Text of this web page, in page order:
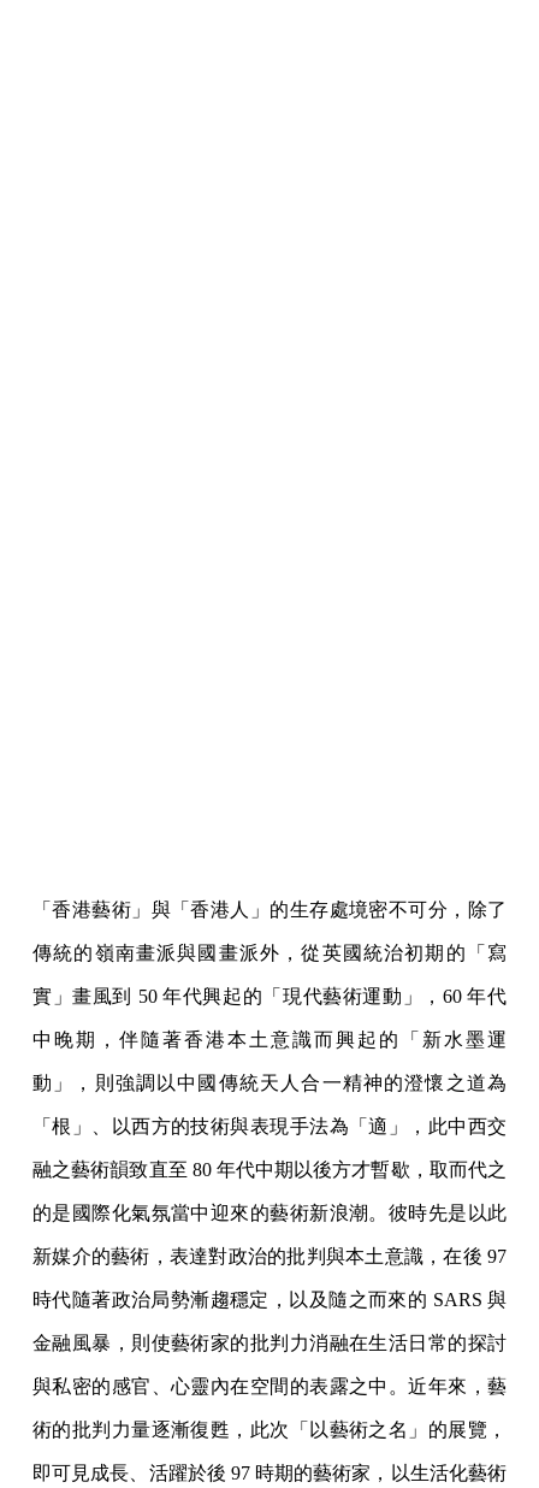
「香港藝術」與「香港人」的生存處境密不可分，除了
傳統的嶺南畫派與國畫派外，從英國統治初期的「寫
實」畫風到 50 年代興起的「現代藝術運動」，60 年代
中晚期，伴隨著香港本土意識而興起的「新水墨運
動」，則強調以中國傳統天人合一精神的澄懷之道為
「根」、以西方的技術與表現手法為「適」，此中西交
融之藝術韻致直至 80 年代中期以後方才暫歇，取而代之
的是國際化氣氛當中迎來的藝術新浪潮。彼時先是以此
新媒介的藝術，表達對政治的批判與本土意識，在後 97
時代隨著政治局勢漸趨穩定，以及隨之而來的 SARS 與
金融風暴，則使藝術家的批判力消融在生活日常的探討
與私密的感官、心靈內在空間的表露之中。近年來，藝
術的批判力量逐漸復甦，此次「以藝術之名」的展覽，
即可見成長、活躍於後 97 時期的藝術家，以生活化藝術